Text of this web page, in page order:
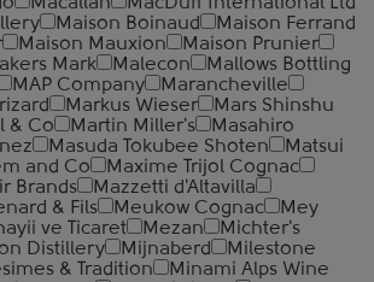
Maison Boinaud
Maison Ferrand
Maison Mauxion
Maison Prunier
Mark Malecon
Mallows Bottling
MAP Company
Marancheville
Markus Wieser
Mars Shinshu
& Co Martin Miller's
Masahiro
Masuda Tokubee Shoten
Matsui
and Co
Maxime Trijol Cognac
Brands
Mazzetti d'Altavilla
& Fils Meukow Cognac
Mey
ve Ticaret
Mezan
Michter's
Distillery Mijnaberd
Milestone
& Tradition
Minami Alps Wine